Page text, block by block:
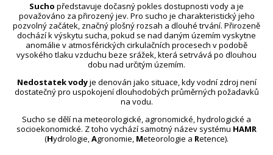
Sucho představuje dočasný pokles dostupnosti vody a je
považováno za přirozený jev. Pro sucho je charakteristický jeho
pozvolný začátek, značný plošný rozsah a dlouhé trvání. Přirozeně
dochází k výskytu sucha, pokud se nad daným územím vyskytne
anomálie v atmosférických cirkulačních procesech v podobě
vysokého tlaku vzduchu beze srážek, která setrvává po dlouhou
dobu nad určitým územím.
Nedostatek vodyje definován jako situace, kdy vodní zdroj není
dostatečný pro uspokojení dlouhodobých průměrných požadavků
na vodu.
Sucho se dělí na meteorologické, agronomické, hydrologické a
socioekonomické. Z toho vychází samotný název systému HAMR
(Hydrologie,Agronomie, Meteorologie a Retence).